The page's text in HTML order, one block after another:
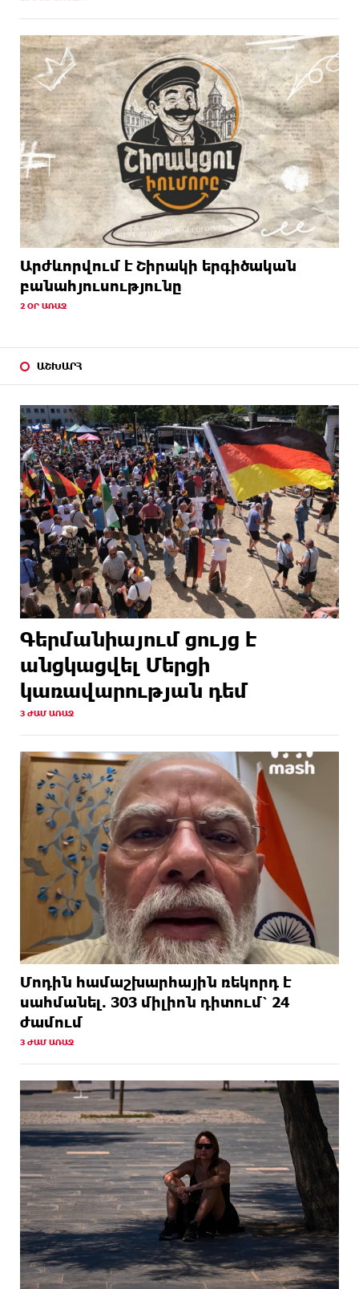
Արժևորվում է Շիրակի երգիծական
բանահյուսությունը
2 ՕՐ ԱՌԱՋ
ԱՇԽԱՐՀ
Գերմանիայում ցույց է
անցկացվել Մերցի
կառավարության դեմ
3 ԺԱՄ ԱՌԱՋ
Մոդին համաշխարհային ռեկորդ է
սահմանել. 303 միլիոն դիտում՝ 24
ժամում
3 ԺԱՄ ԱՌԱՋ